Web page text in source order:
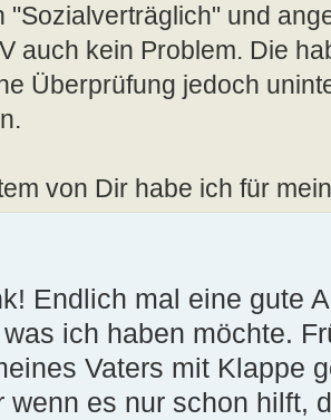
"Sozialverträglich" und
auch kein Problem. Die
Überprüfung jedoch
von Dir habe ich für
Endlich mal eine gute
ich haben möchte.
Vaters mit Klappe
wenn es nur schon hilft,